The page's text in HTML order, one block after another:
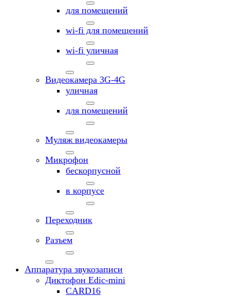
для помещений
wi-fi для помещений
wi-fi уличная
Видеокамера 3G-4G
уличная
для помещений
Муляж видеокамеры
Микрофон
бескорпусной
в корпусе
Переходник
Разъем
Аппаратура звукозаписи
Диктофон Edic-mini
CARD16